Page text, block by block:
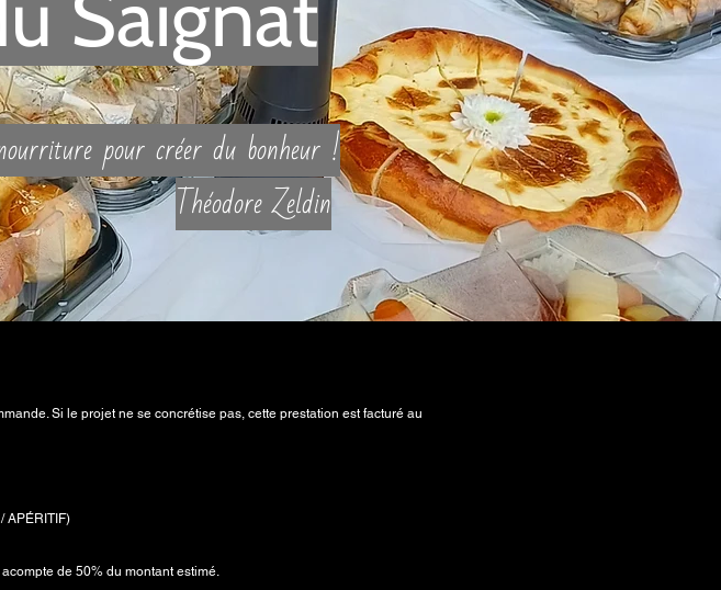
pour créer du bonheur !
Théodore Zeldin
Si le projet ne se concrétise pas, cette prestation est facturé au
APÉRITIF)
de 50% du montant estimé.